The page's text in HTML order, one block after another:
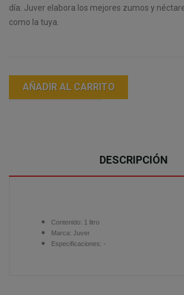
día. Juver elabora los mejores zumos y
como la tuya.
AÑADIR AL CARRITO
DESCRIPCIÓN
Contenido: 1 litro
Marca: Juver
Especificaciones: -